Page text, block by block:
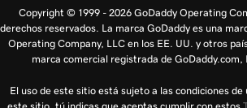
Copyright © 1999 - 2026 GoDaddy Operating
derechos reservados. La marca GoDaddy es una
Operating Company, LLC en los EE. UU. y otros
marca comercial registrada de GoDaddy.com,
El uso de este sitio está sujeto a las condiciones